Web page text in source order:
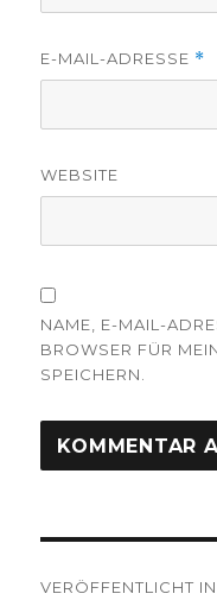
E-MAIL-ADRESSE *
WEBSITE
NAME, E-MAIL-
BROWSER FÜR
SPEICHERN.
VERÖFFENTLICHT IN